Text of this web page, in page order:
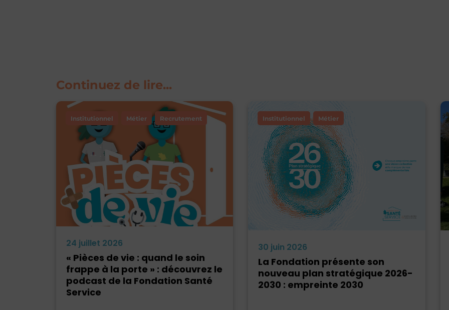
Continuez de lire...
Institutionnel Métier Recrutement
24 juillet 2026
« Pièces de vie : quand le soin
frappe à la porte » : découvrez le
podcast de la Fondation Santé
Service
Institutionnel Métier
30 juin 2026
La Fondation présente son
nouveau plan stratégique 2026-
2030 : empreinte 2030